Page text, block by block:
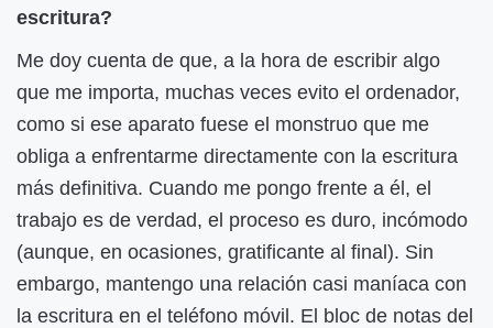
escritura?
Me doy cuenta de que, a la hora de escribir algo
que me importa, muchas veces evito el ordenador,
como si ese aparato fuese el monstruo que me
obliga a enfrentarme directamente con la escritura
más definitiva. Cuando me pongo frente a él, el
trabajo es de verdad, el proceso es duro, incómodo
(aunque, en ocasiones, gratificante al final). Sin
embargo, mantengo una relación casi maníaca con
la escritura en el teléfono móvil. El bloc de notas del